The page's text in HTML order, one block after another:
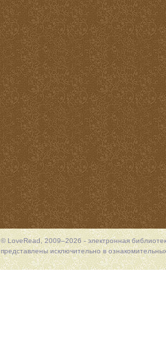
© LoveRead, 2009–2026 - электронная
представлены исключительно в